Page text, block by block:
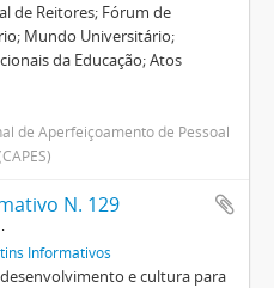
de Reitores; Fórum de
Mundo Universitário;
da Educação; Atos
de Aperfeiçoamento de Pessoal
N. 129
Informativos
e cultura para